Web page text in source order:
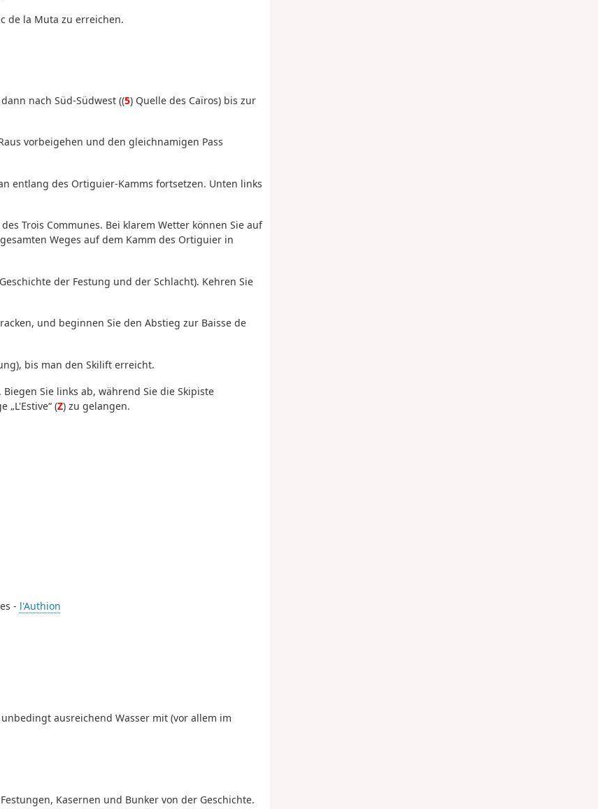
de la Muta zu erreichen.
nach Süd-Südwest ((5) Quelle des Caïros) bis zur
vorbeigehen und den gleichnamigen Pass
entlang des Ortiguier-Kamms fortsetzen. Unten links
Trois Communes. Bei klarem Wetter können Sie auf
Weges auf dem Kamm des Ortiguier in
der Festung und der Schlacht). Kehren Sie
und beginnen Sie den Abstieg zur Baisse de
bis man den Skilift erreicht.
Sie links ab, während Sie die Skipiste
(Z) zu gelangen.
- l'Authion
ausreichend Wasser mit (vor allem im
Kasernen und Bunker von der Geschichte.